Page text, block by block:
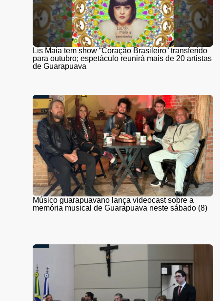
Lis Maia tem show “Coração Brasileiro” transferido
para outubro; espetáculo reunirá mais de 20 artistas
de Guarapuava
Músico guarapuavano lança videocast sobre a
memória musical de Guarapuava neste sábado (8)